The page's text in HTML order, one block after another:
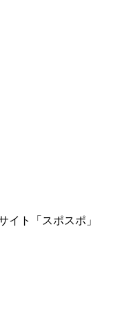
イト「スポスポ」